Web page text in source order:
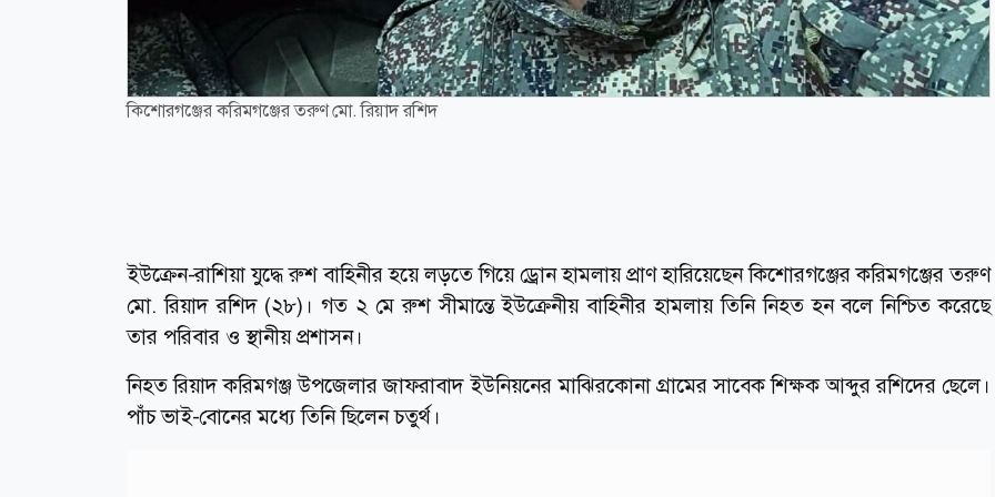
কিশোরগঞ্জের করিমগঞ্জের তরুণ মো. রিয়াদ রশিদ
ইউক্রেন-রাশিয়া যুদ্ধে রুশ বাহিনীর হয়ে লড়তে গিয়ে ড্রোন হামলায় প্রাণ হারিয়েছেন কিশোরগঞ্জের করিমগঞ্জের তরুণ
মো. রিয়াদ রশিদ (২৮)। গত ২ মে রুশ সীমান্তে ইউক্রেনীয় বাহিনীর হামলায় তিনি নিহত হন বলে নিশ্চিত করেছে
তার পরিবার ও স্থানীয় প্রশাসন।
নিহত রিয়াদ করিমগঞ্জ উপজেলার জাফরাবাদ ইউনিয়নের মাঝিরকোনা গ্রামের সাবেক শিক্ষক আব্দুর রশিদের ছেলে।
পাঁচ ভাই-বোনের মধ্যে তিনি ছিলেন চতুর্থ।